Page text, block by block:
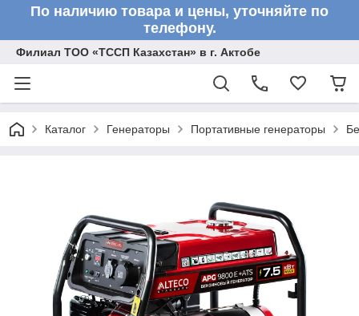
По наличию товара и цены, уточняйте по
телефону.
Филиал ТОО «ТССП Казахстан» в г. Актобе
Каталог Генераторы Портативные генераторы